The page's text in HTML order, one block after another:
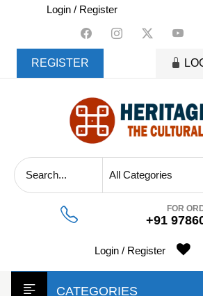
content
Login / Register
REGISTER
FOR
+91
Login / Register
CATEGORIES